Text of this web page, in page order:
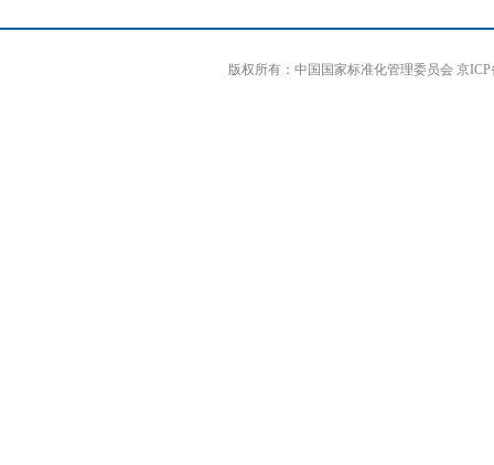
版权所有：中国国家标准化管理委员会 京